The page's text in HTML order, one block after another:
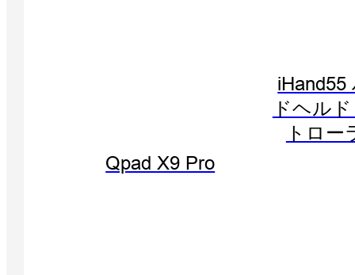
Qpad X9 Pro
iHand55
ドヘル
トロー